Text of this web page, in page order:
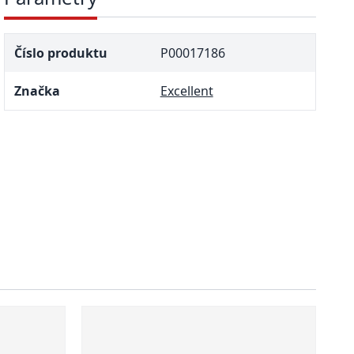
Číslo produktu P00017186
Značka Excellent